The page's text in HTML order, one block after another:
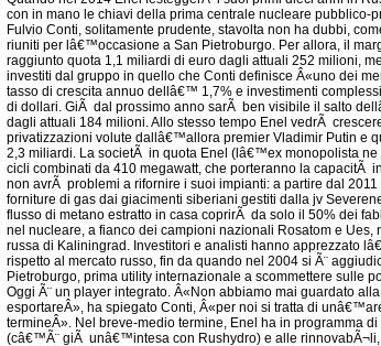
con in mano le chiavi della prima centrale nucleare
Fulvio Conti, solitamente prudente, stavolta non ha dubbi,
riuniti per lâ€™occasione a San Pietroburgo. Per allora, il
raggiunto quota 1,1 miliardi di euro dagli attuali 252 milioni,
investiti dal gruppo in quello che Conti definisce Â«uno dei
tasso di crescita annuo dellâ€™ 1,7% e investimenti
di dollari. GiÃ dal prossimo anno sarÃ ben visibile il salto
dagli attuali 184 milioni. Allo stesso tempo Enel vedrÃ
privatizzazioni volute dallâ€™allora premier Vladimir Putin e
2,3 miliardi. La societÃ in quota Enel (lâ€™ex monopolista
cicli combinati da 410 megawatt, che porteranno la capacitÃ
non avrÃ problemi a rifornire i suoi impianti: a partire dal
forniture di gas dai giacimenti siberiani gestiti dalla jv
flusso di metano estratto in casa coprirÃ da solo il 50% dei
nel nucleare, a fianco dei campioni nazionali Rosatom e
russa di Kaliningrad. Investitori e analisti hanno apprezzato
rispetto al mercato russo, fin da quando nel 2004 si Ã¨
Pietroburgo, prima utility internazionale a scommettere sulle
Oggi Ã¨ un player integrato. Â«Non abbiamo mai guardato
esportareÂ», ha spiegato Conti, Â«per noi si tratta di
termineÂ». Nel breve-medio termine, Enel ha in programma
(câ€™Ã¨ giÃ unâ€™intesa con Rushydro) e alle